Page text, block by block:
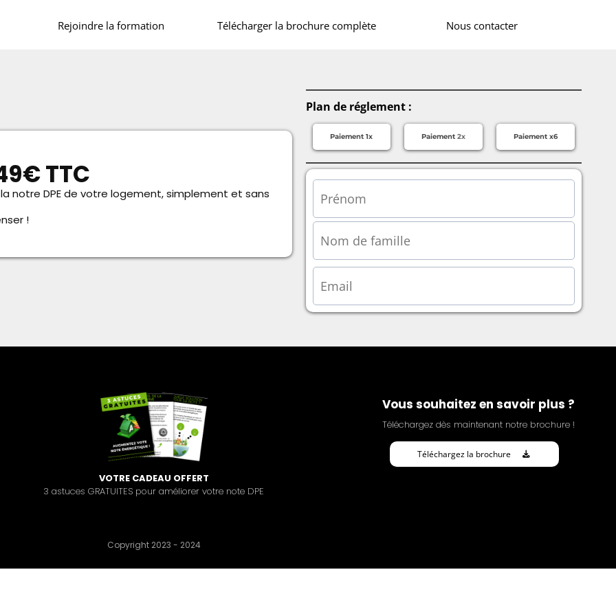
Rejoindre la formation Télécharger la brochure complète Nous contacter
TTC
notre DPE de votre logement, simplement et sans
!
Plan de réglement :
Paiement 1x Paiement2x Paiement x6
VOTRE CADEAU OFFERT
3 astuces GRATUITES pour améliorer votre note DPE
Vous souhaitez en savoir plus ?
Téléchargez dès maintenant notre brochure !
Téléchargez la brochure
Copyright 2023 - 2024